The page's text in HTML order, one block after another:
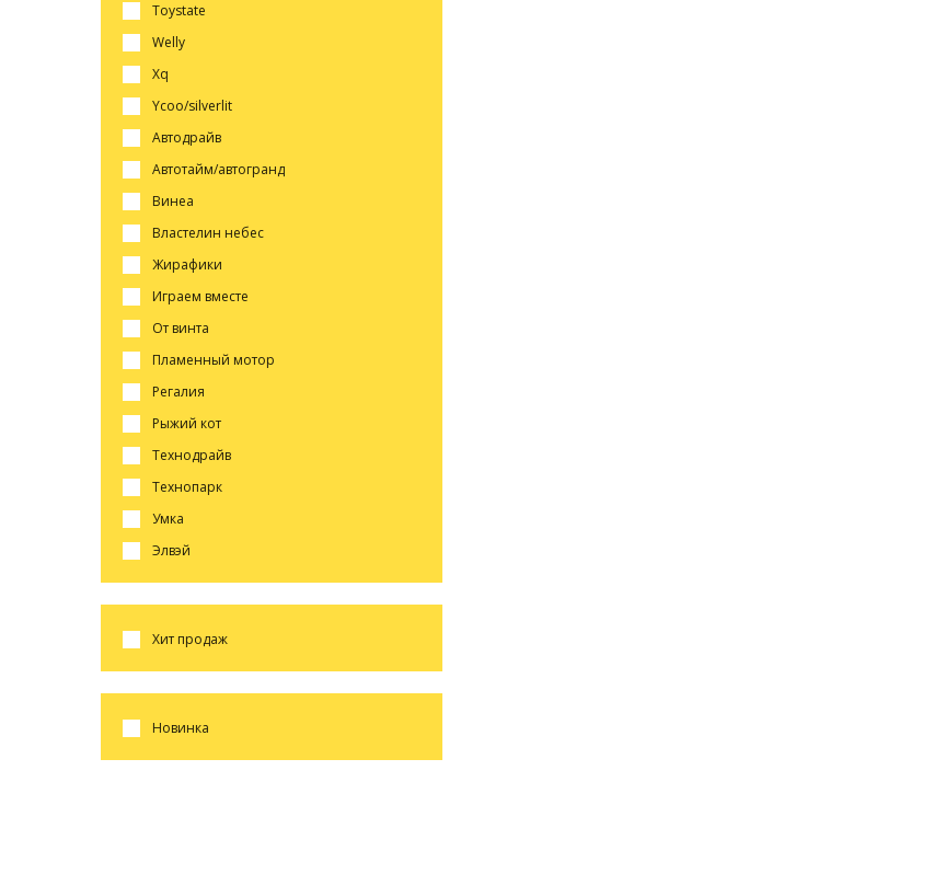
toystate
welly
xq
ycoo/silverlit
автодрайв
автотайм/автогранд
винеа
властелин небес
жирафики
играем вместе
от винта
пламенный мотор
регалия
рыжий кот
технодрайв
технопарк
умка
элвэй
хит продаж
новинка